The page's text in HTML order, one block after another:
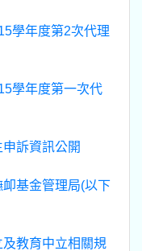
學年度第2次代理
學年度第一次代
訴資訊公開
卹基金管理局(以下
及教育中立相關規